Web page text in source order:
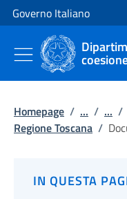
Vai al contenuto
Vai alla navigazione del sito
Governo Italiano
Homepage / ... / ... /
Regione Toscana /
IN QUESTA